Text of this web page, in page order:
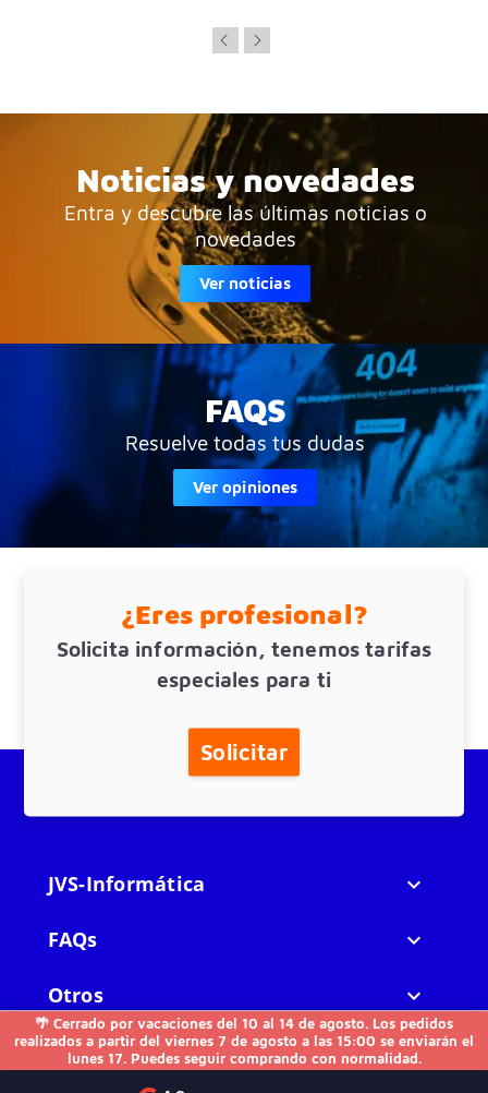
🌴 Cerrado por vacaciones del 10 al 14 de agosto. Los pedidos
realizados a partir del viernes 7 de agosto a las 15:00 se enviarán el
lunes 17. Puedes seguir comprando con normalidad.
Noticias y novedades
Entra y descubre las últimas noticias o
novedades
Ver noticias
FAQS
Resuelve todas tus dudas
Ver opiniones
¿Eres profesional?
Solicita información, tenemos tarifas
especiales para ti
Solicitar
JVS-Informática 
FAQs 
Otros 
Contacto